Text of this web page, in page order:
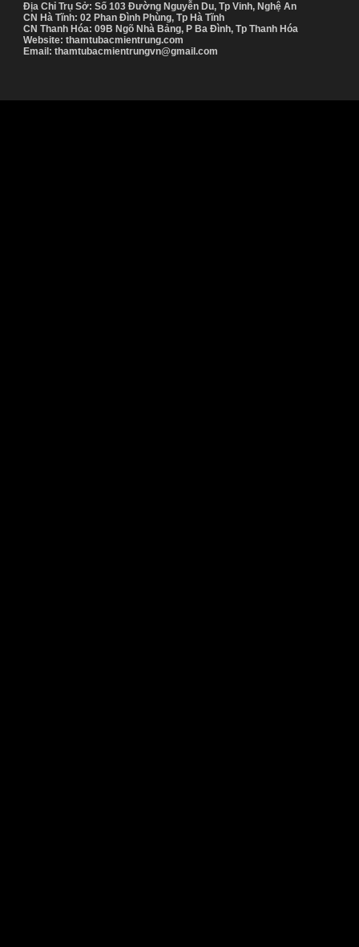
Địa Chỉ Trụ Sở: Số 103 Đường Nguyễn Du, Tp Vinh, Nghệ An
CN Hà Tĩnh: 02 Phan Đình Phùng, Tp Hà Tĩnh
CN Thanh Hóa: 09B Ngõ Nhà Bảng, P Ba Đình, Tp Thanh Hóa
Website: thamtubacmientrung.com
Email: thamtubacmientrungvn@gmail.com